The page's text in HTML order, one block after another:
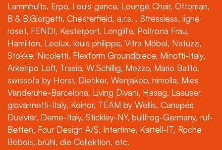
Lammhults, Erpo, Louis gance, Lounge Chair, Ottoman,
B & B,Giorgetti, Chesterfield, a.r.s. , Stressless, ligne
roset, FENDI, Kesterport, Longlife, Poltrona Frau,
Hamilton, Leolux, louis philippe, Vitra Möbel, Natuzzi,
Stokke, Nicoletti, Flexform Groundpiece, Minotti-Italy,
Arketipo Loft, Trasio, W.Schillig, Mezzo, Mario Batto,
swissofa by Horst, Dietiker, Wenjakob, himolla, Mies
Vanderuhe-Barcelona, Living Divani, Hasag, Laauser,
giovannetti-Italy, Koinor, TEAM by Wellis, Canapés
Duvivier, Deme-Italy, Stickley-NY, bullfrog-Germany, ruf-
Betten, Four Design A/S, Intertime, Kartell-IT, Roche
Bobois, brühl, die Collektion, etc.